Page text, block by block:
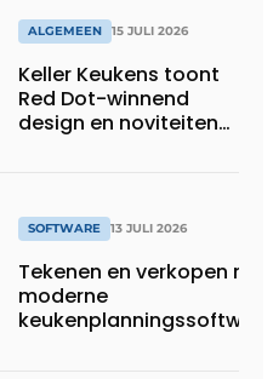
huishoudens, wat
overeenkomt met het
wassen van 22.023.110
voetbalshirts
ALGEMEEN 15 JULI 2026
Keller Keukens toont
Red Dot-winnend
design en noviteiten
SOFTWARE 13 JULI 2026
Tekenen en verkopen met
moderne
keukenplanningssoftware